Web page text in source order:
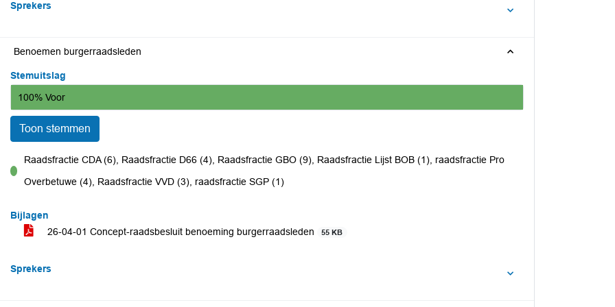
Sprekers
Benoemen burgerraadsleden
Stemuitslag
100% Voor
Toon stemmen
voor
Raadsfractie CDA (6), Raadsfractie D66 (4), Raadsfractie GBO (9), Raadsfractie Lijst BOB (1), raadsfractie Pro
Overbetuwe (4), Raadsfractie VVD (3), raadsfractie SGP (1)
Bijlagen
26-04-01 Concept-raadsbesluit benoeming burgerraadsleden
55 KB
Sprekers